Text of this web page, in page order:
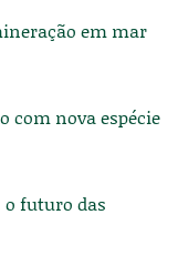
em mar
com nova espécie
o futuro das